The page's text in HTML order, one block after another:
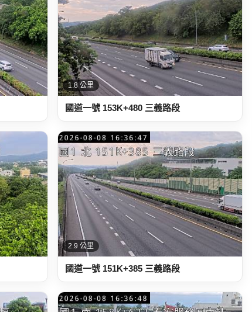
1.8 公里
國道一號 153K+480 三義路段
2.9 公里
國道一號 151K+385 三義路段